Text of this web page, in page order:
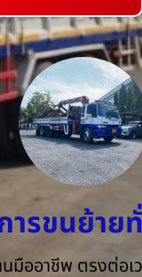
ารขนย้าย
มืออาชีพ ตรงต่อเ